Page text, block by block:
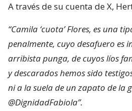
A través de su cuenta de X,
“Camila ‘cuota’ Flores, es una
penalmente, cuyo desafuero es
arribista punga, de cuyos líos
y descarados hemos sido
ni a la suela de un zapato de la
@DignidadFabiola”.